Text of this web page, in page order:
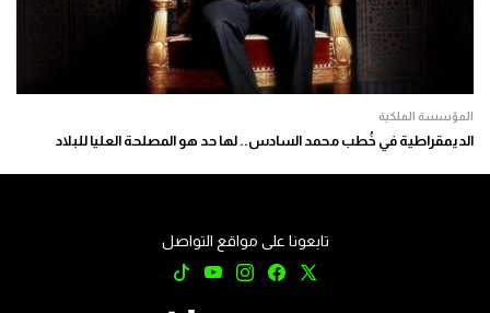
المؤسسة الملكية
الديمقراطية في خُطب محمد السادس.. لها حد هو المصلحة العليا للبلاد
تابعونا على مواقع التواصل